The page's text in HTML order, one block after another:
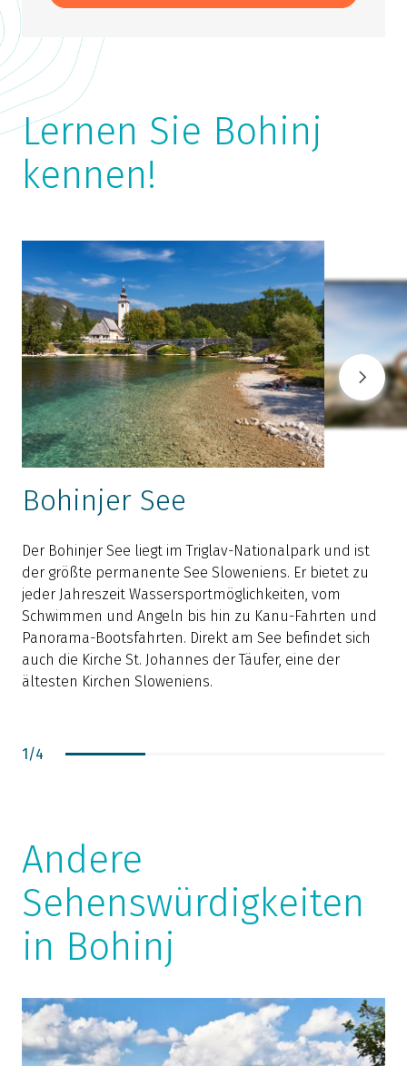
Lernen Sie Bohinj
kennen!
Bohinjer See
Der Bohinjer See liegt im Triglav-Nationalpark und ist
der größte permanente See Sloweniens. Er bietet zu
jeder Jahreszeit Wassersportmöglichkeiten, vom
Schwimmen und Angeln bis hin zu Kanu-Fahrten und
Panorama-Bootsfahrten. Direkt am See befindet sich
auch die Kirche St. Johannes der Täufer, eine der
ältesten Kirchen Sloweniens.
1/4
Andere
Sehenswürdigkeiten
in Bohinj